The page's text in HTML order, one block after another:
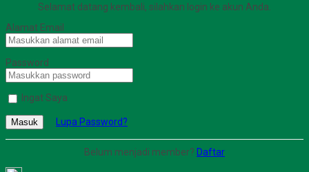
Selamat datang kembali, silahkan login ke akun Anda.
Alamat Email
Password
Ingat Saya
Masuk Lupa Password?
Belum menjadi member? Daftar